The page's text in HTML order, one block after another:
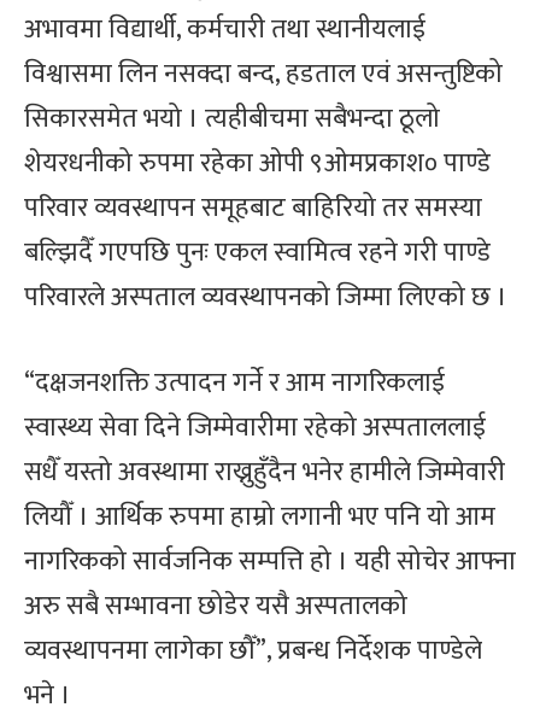
अभावमा विद्यार्थी, कर्मचारी तथा स्थानीयलाई
विश्वासमा लिन नसक्दा बन्द, हडताल एवं असन्तुष्टिको
सिकारसमेत भयो । त्यहीबीचमा सबैभन्दा ठूलो
शेयरधनीको रुपमा रहेका ओपी ९ओमप्रकाश० पाण्डे
परिवार व्यवस्थापन समूहबाट बाहिरियो तर समस्या
बल्झिदैँ गएपछि पुनः एकल स्वामित्व रहने गरी पाण्डे
परिवारले अस्पताल व्यवस्थापनको जिम्मा लिएको छ ।
“दक्षजनशक्ति उत्पादन गर्ने र आम नागरिकलाई
स्वास्थ्य सेवा दिने जिम्मेवारीमा रहेको अस्पताललाई
सधैँ यस्तो अवस्थामा राख्नुहुँदैन भनेर हामीले जिम्मेवारी
लियौँ । आर्थिक रुपमा हाम्रो लगानी भए पनि यो आम
नागरिकको सार्वजनिक सम्पत्ति हो । यही सोचेर आफ्ना
अरु सबै सम्भावना छोडेर यसै अस्पतालको
व्यवस्थापनमा लागेका छौँ”, प्रबन्ध निर्देशक पाण्डेले
भने ।